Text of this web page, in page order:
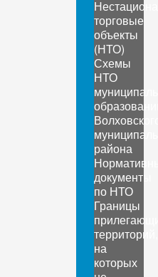
торговые
объекты
(НТО)
Схемы
НТО
района
документы
по НТО
Границы
территорий,
на
которых